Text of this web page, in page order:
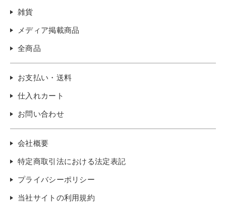
雑貨
メディア掲載商品
全商品
お支払い・送料
仕入れカート
お問い合わせ
会社概要
特定商取引法における法定表記
プライバシーポリシー
当社サイトの利用規約